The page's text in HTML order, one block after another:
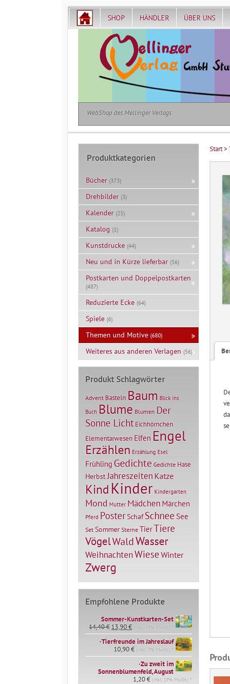
SHOP HÄNDLER ÜBER UNS
WebShop des Mellinger Verlags
Start>
Produktkategorien
Bücher (373)
Drehbilder (3)
Kalender (25)
Katalog (1)
Kunstdrucke (44)
Neu und in Kürze lieferbar (56)
Postkarten und Doppelpostkarten
(487)
Reduzierte Ecke (64)
Spiele (6)
Themen und Motive (680)
Weiteres aus anderen Verlagen (56)
Produkt Schlagwörter
Advent Basteln Baum Blick ins
Buch Blume Blumen Der
Sonne Licht Eichhörnchen
Elementarwesen Elfen Engel
Erzählen Erzählung Esel
Frühling Gedichte Gedichte Hase
HerbstJahreszeiten Katze
KindKinder Kindergarten
Mond Mutter Mädchen Märchen
Pferd PosterSchaf Schnee See
Set Sommer Sterne TierTiere
VögelWaldWasser
WeihnachtenWiese Winter
Zwerg
Empfohlene Produkte
Sommer-Kunstkarten-Set
14,40€ Ursprünglicher
Preis
war:
14,40 €
13,90€Aktueller
Preis
ist:
13,90 €.
(inkl. 19% MwSt.) *
∙Tierfreunde im Jahreslauf
10,90€ (inkl. 7% MwSt.) *
∙Zu zweit im
Sonnenblumenfeld, August
1,20€ (inkl. 19% MwSt.) *